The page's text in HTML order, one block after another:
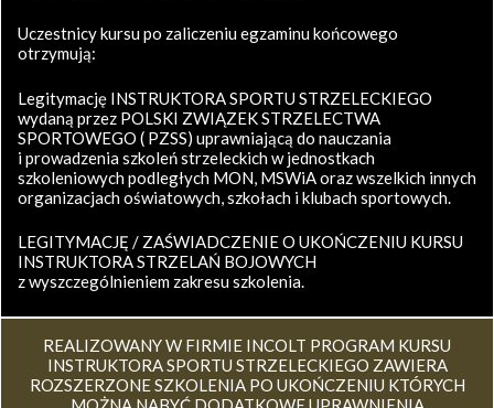
Uczestnicy kursu po zaliczeniu egzaminu końcowego
otrzymują:
Legitymację INSTRUKTORA SPORTU STRZELECKIEGO
wydaną przez POLSKI ZWIĄZEK STRZELECTWA
SPORTOWEGO ( PZSS) uprawniającą do nauczania
i prowadzenia szkoleń strzeleckich w jednostkach
szkoleniowych podległych MON, MSWiA oraz wszelkich innych
organizacjach oświatowych, szkołach i klubach sportowych.
LEGITYMACJĘ / ZAŚWIADCZENIE O UKOŃCZENIU KURSU
INSTRUKTORA STRZELAŃ BOJOWYCH
z wyszczególnieniem zakresu szkolenia.
REALIZOWANY W FIRMIE INCOLT PROGRAM KURSU
INSTRUKTORA SPORTU STRZELECKIEGO ZAWIERA
ROZSZERZONE SZKOLENIA PO UKOŃCZENIU KTÓRYCH